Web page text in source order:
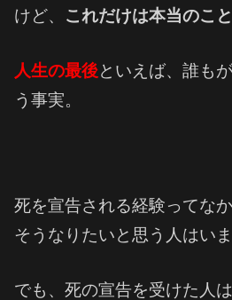
けど、 これだけは本当のこ
人生の最後といえば、誰も
う事実。
死を宣告される経験ってな
そうなりたいと思う人はい
でも、死の宣告を受けた人